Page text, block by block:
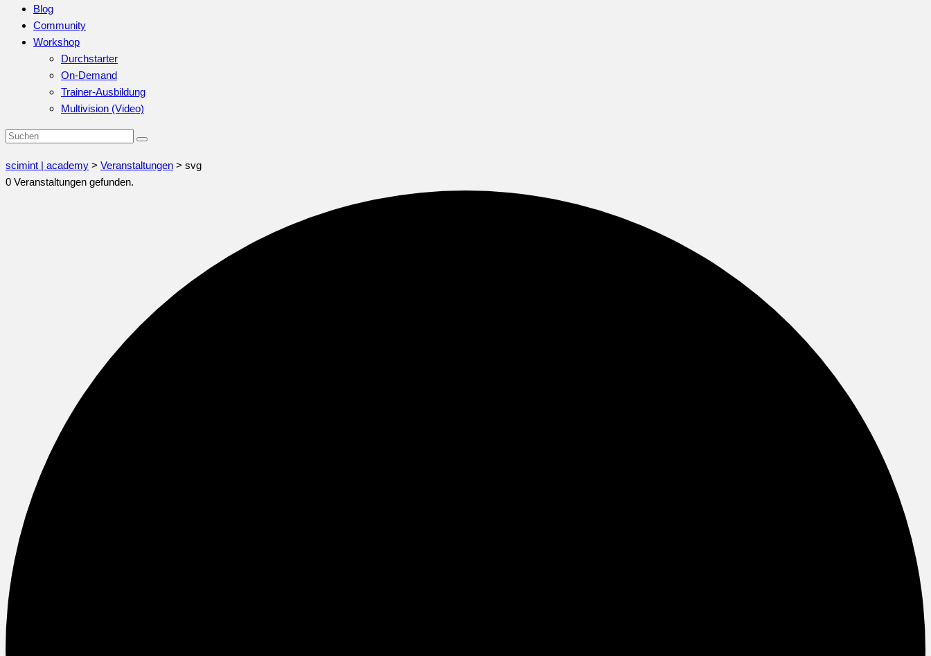
Blog
Community
Workshop
Durchstarter
On-Demand
Trainer-Ausbildung
Multivision (Video)
scimint | academy > Veranstaltungen > svg
0 Veranstaltungen gefunden.